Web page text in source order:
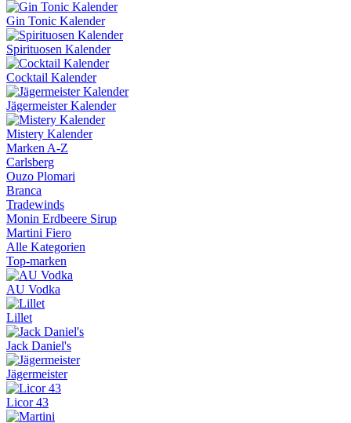
Gin Tonic Kalender
Spirituosen Kalender
Cocktail Kalender
Jägermeister Kalender
Mistery Kalender
Marken A-Z
Carlsberg
Ouzo Plomari
Branca
Tradewinds
Monin Erdbeere Sirup
Martini Fiero
Alle Kategorien
Top-marken
AU Vodka
Lillet
Jack Daniel's
Jägermeister
Licor 43